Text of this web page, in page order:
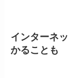
インターネ
かることも